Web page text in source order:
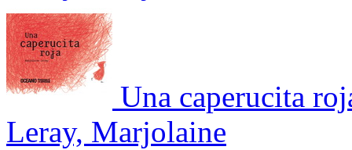
Una caperucita
Leray, Marjolaine